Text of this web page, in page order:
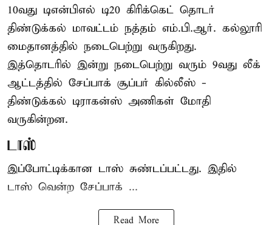
10வது டிஎன்பிஎல் டி20 கிரிக்கெட் தொடர்
திண்டுக்கல் மாவட்டம் நத்தம் எம்.பி.ஆர். கல்லூரி
மைதானத்தில் நடைபெற்று வருகிறது.
இத்தொடரில் இன்று நடைபெற்று வரும் 9வது லீக்
ஆட்டத்தில் சேப்பாக் சூப்பர் கில்லீஸ் -
திண்டுக்கல் டிராகன்ஸ் அணிகள் மோதி
வருகின்றன.
டாஸ்
இப்போட்டிக்கான டாஸ் சுண்டப்பட்டது. இதில்
டாஸ் வென்ற சேப்பாக் ...
Read More